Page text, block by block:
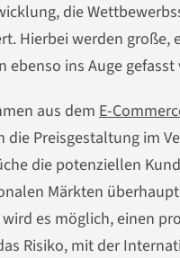
die
Hierbei werden große,
ins Auge gefasst
aus dem E-
Preisgestaltung im
die potenziellen
Märkten
es möglich, einen
Risiko, mit der